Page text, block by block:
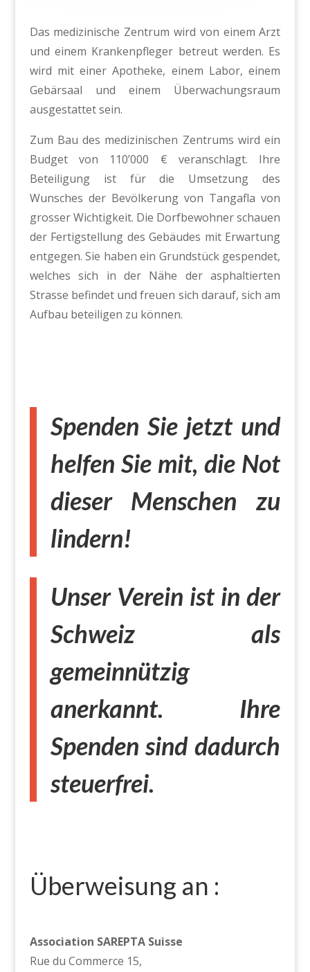
Das medizinische Zentrum wird von einem Arzt
und einem Krankenpfleger betreut werden. Es
wird mit einer Apotheke, einem Labor, einem
Gebärsaal und einem Überwachungsraum
ausgestattet sein.
Zum Bau des medizinischen Zentrums wird ein
Budget von 110’000 € veranschlagt. Ihre
Beteiligung ist für die Umsetzung des
Wunsches der Bevölkerung von Tangafla von
grosser Wichtigkeit. Die Dorfbewohner schauen
der Fertigstellung des Gebäudes mit Erwartung
entgegen. Sie haben ein Grundstück gespendet,
welches sich in der Nähe der asphaltierten
Strasse befindet und freuen sich darauf, sich am
Aufbau beteiligen zu können.
Spenden Sie jetzt und
helfen Sie mit, die Not
dieser Menschen zu
lindern!
Unser Verein ist in der
Schweiz als
gemeinnützig
anerkannt. Ihre
Spenden sind dadurch
steuerfrei.
Überweisung an :
Association SAREPTA Suisse
Rue du Commerce 15,